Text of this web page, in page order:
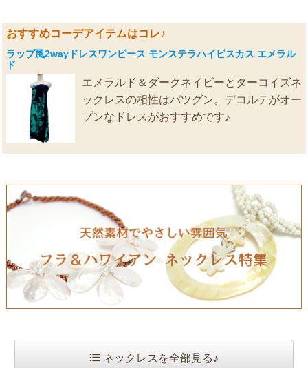
おすすめコーデアイテムはコレ♪
ラップ風2wayドレスワンピース モンステラハイビスカス エメラル
ド
エメラルド＆ダークネイビーとターコイズネ
ックレスの相性はバツグン。デコルテがオー
プンなドレスがおすすめです♪
ネックレスを全部見る♪